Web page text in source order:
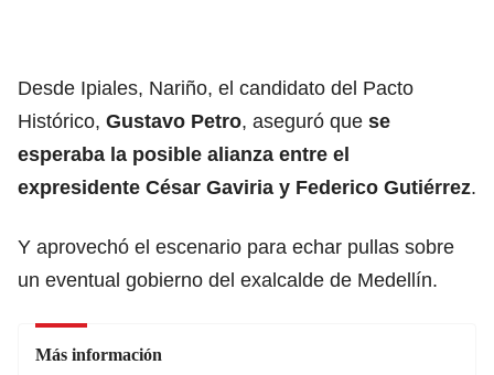
Desde Ipiales, Nariño, el candidato del Pacto
Histórico, Gustavo Petro, aseguró que se
esperaba la posible alianza entre el
expresidente César Gaviria y Federico Gutiérrez.
Y aprovechó el escenario para echar pullas sobre
un eventual gobierno del exalcalde de Medellín.
Más información